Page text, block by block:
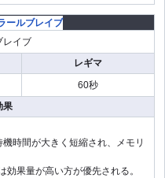
レイブ
レギマ
60秒
果
時間が大きく短縮され、メモリ
果量が高い方が優先される。